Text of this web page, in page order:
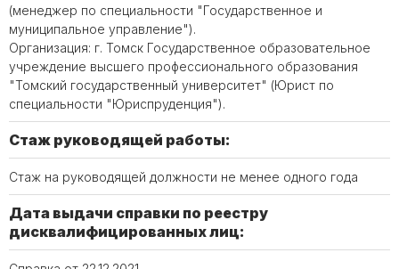
(менеджер по специальности "Государственное и
муниципальное управление").
Организация: г. Томск Государственное образовательное
учреждение высшего профессионального образования
"Томский государственный университет" (Юрист по
специальности "Юриспруденция").
Стаж руководящей работы:
Стаж на руководящей должности не менее одного года
Дата выдачи справки по реестру
дисквалифицированных лиц: